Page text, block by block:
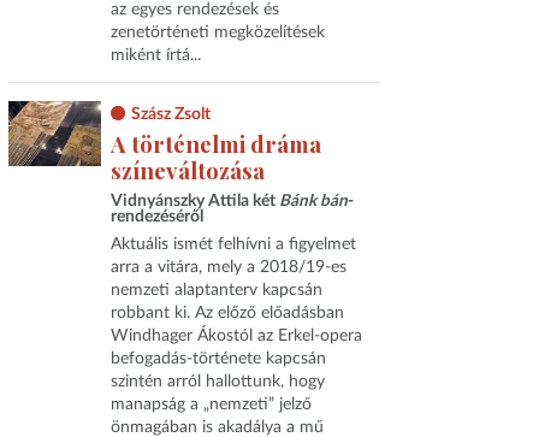
az egyes rendezések és
zenetörténeti megközelítések
miként írtá...
Szász Zsolt
A történelmi dráma
színeváltozása
Vidnyánszky Attila két Bánk bán-
rendezéséről
Aktuális ismét felhívni a figyelmet
arra a vitára, mely a 2018/19‑es
nemzeti alaptanterv kapcsán
robbant ki. Az előző előadásban
Windhager Ákostól az Erkel-opera
befogadás-története kapcsán
szintén arról hallottunk, hogy
manapság a „nemzeti” jelző
önmagában is akadálya a mű